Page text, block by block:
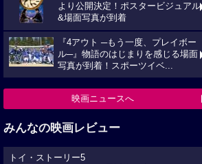
より公開決定！ポスタービジュアル
&場面写真が到着
『4アウト ─もう一度、プレイボー
ル─』物語のはじまりを感じる場面
写真が到着！スポーツイベ...
映画ニュースへ
みんなの映画レビュー
トイ・ストーリー5